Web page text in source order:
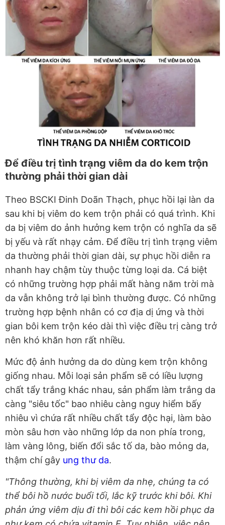
Để điều trị tình trạng viêm da do kem trộn
thường phải thời gian dài
Theo BSCKI Đinh Doãn Thạch, phục hồi lại làn da
sau khi bị viêm do kem trộn phải có quá trình. Khi
da bị viêm do ảnh hưởng kem trộn có nghĩa da sẽ
bị yếu và rất nhạy cảm. Để điều trị tình trạng viêm
da thường phải thời gian dài, sự phục hồi diễn ra
nhanh hay chậm tùy thuộc từng loại da. Cá biệt
có những trường hợp phải mất hàng năm trời mà
da vẫn không trở lại bình thường được. Có những
trường hợp bệnh nhân có cơ địa dị ứng và thời
gian bôi kem trộn kéo dài thì việc điều trị càng trở
nên khó khăn hơn rất nhiều.
Mức độ ảnh hưởng da do dùng kem trộn không
giống nhau. Mỗi loại sản phẩm sẽ có liều lượng
chất tẩy trắng khác nhau, sản phẩm làm trắng da
càng "siêu tốc" bao nhiêu càng nguy hiểm bấy
nhiêu vì chứa rất nhiều chất tẩy độc hại, làm bào
mòn sâu hơn vào những lớp da non phía trong,
làm vàng lông, biến đổi sắc tố da, bào mỏng da,
thậm chí gây ung thư da.
"Thông thường, khi bị viêm da nhẹ, chúng ta có
thể bôi hồ nước buổi tối, lắc kỹ trước khi bôi. Khi
phản ứng viêm dịu đi thì bôi các kem hồi phục da